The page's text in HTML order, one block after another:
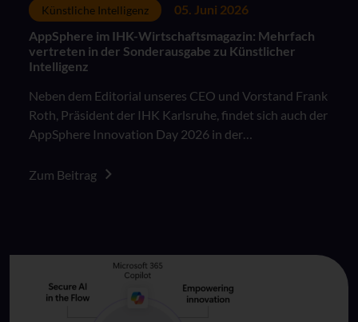
Künstliche Intelligenz
05. Juni 2026
AppSphere im IHK-Wirtschaftsmagazin: Mehrfach
vertreten in der Sonderausgabe zu Künstlicher
Intelligenz
Neben dem Editorial unseres CEO und Vorstand Frank
Roth, Präsident der IHK Karlsruhe, findet sich auch der
AppSphere Innovation Day 2026 in der
der Arbeitswelt: Besser als das Original?“.
Zum Beitrag